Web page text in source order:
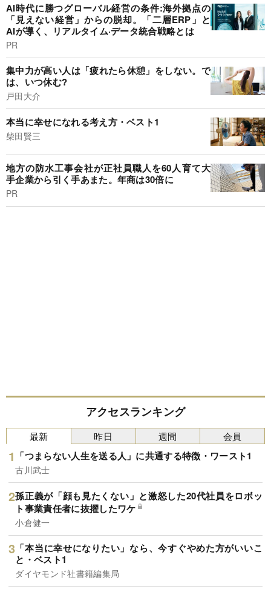
AI時代に勝つグローバル経営の条件:海外拠点の
「見えない経営」からの脱却。「二層ERP」と
AIが導く、リアルタイム·データ統合戦略とは
PR
集中力が高い人は「疲れたら休憩」をしない。で
は、いつ休む?
戸田大介
本当に幸せになれる考え方・ベスト1
柴田賢三
地方の防水工事会社が正社員職人を60人育て大
手企業から引く手あまた。年商は30倍に
PR
アクセスランキング
最新
「つまらない人生を送る人」に共通する特徴・ワースト1
古川武士
孫正義が「顔も見たくない」と激怒した20代社員をロボッ
ト事業責任者に抜擢したワケ
小倉健一
「本当に幸せになりたい」なら、今すぐやめた方がいいこ
と・ベスト1
ダイヤモンド社書籍編集局
昨日 週間 会員